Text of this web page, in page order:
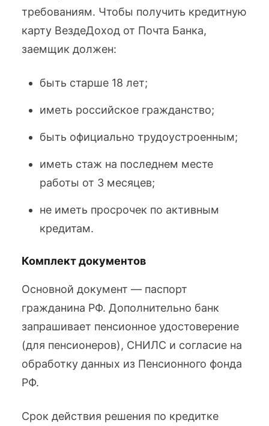
требованиям. Чтобы получить кредитную
карту ВездеДоход от Почта Банка,
заемщик должен:
быть старше 18 лет;
иметь российское гражданство;
быть официально трудоустроенным;
иметь стаж на последнем месте
работы от 3 месяцев;
не иметь просрочек по активным
кредитам.
Комплект документов
Основной документ — паспорт
гражданина РФ. Дополнительно банк
запрашивает пенсионное удостоверение
(для пенсионеров), СНИЛС и согласие на
обработку данных из Пенсионного фонда
РФ.
Срок действия решения по кредитке